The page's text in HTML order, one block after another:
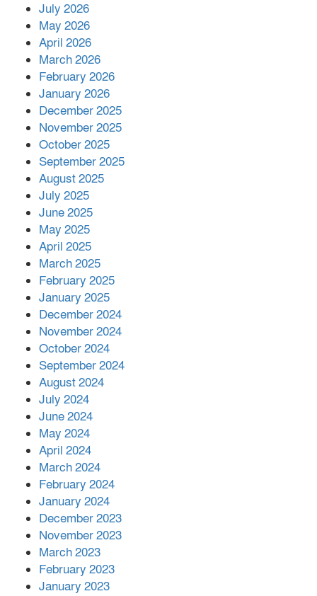
পর ফোন তারেক রহমানের,গ্যাস সঙ্কট
সহায়তা দিলেন সাচিং প্রু জেরী
July 2026
May 2026
April 2026
March 2026
February 2026
January 2026
December 2025
November 2025
October 2025
September 2025
August 2025
July 2025
June 2025
May 2025
April 2025
March 2025
February 2025
January 2025
December 2024
November 2024
October 2024
September 2024
August 2024
July 2024
June 2024
May 2024
April 2024
March 2024
February 2024
January 2024
December 2023
November 2023
March 2023
February 2023
January 2023